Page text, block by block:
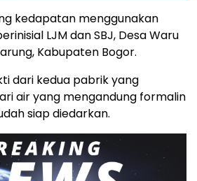
kedapatan menggunakan
LJM dan SBJ, Desa Waru
Kabupaten Bogor.
dari kedua pabrik yang
air yang mengandung formalin
siap diedarkan.